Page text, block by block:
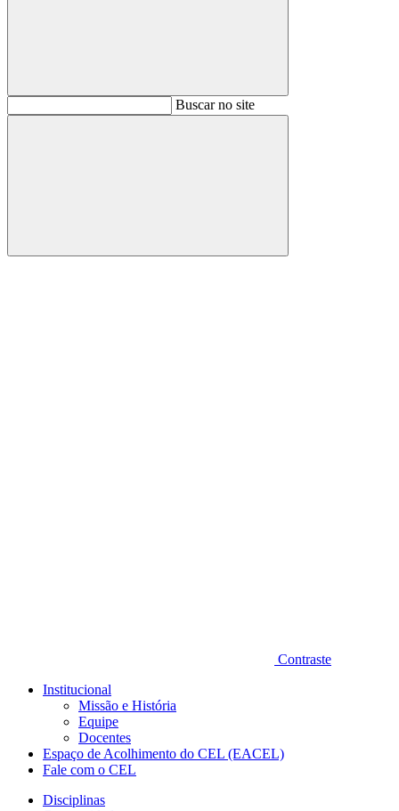
BuscarBuscar no site
Buscar
Contraste
Institucional
Missão e História
Equipe
Docentes
Espaço de Acolhimento do CEL (EACEL)
Fale com o CEL
Disciplinas